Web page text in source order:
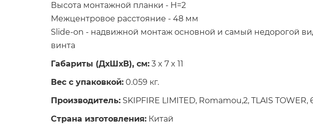
Высота монтажной планки - H=2
Межцентровое расстояние - 48 мм
Slide-on - надвижной монтаж основной и самый недорогой
винта
Габариты (ДхШхВ), см: 3 x 7 x 11
Вес с упаковкой: 0.059 кг.
Производитель: SKIPFIRE LIMITED, Romamou,2, TLAIS
Страна изготовления: Китай